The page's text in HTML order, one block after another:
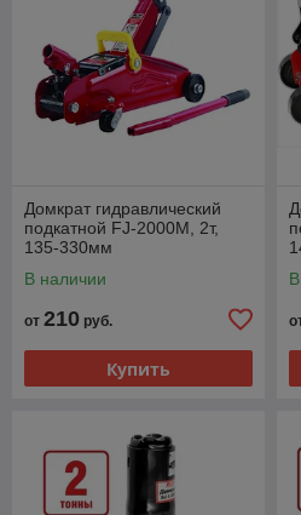
Домкрат гидравлический
подкатной FJ-2000M, 2т,
135-330мм
В наличии
от 210 руб.
Купить